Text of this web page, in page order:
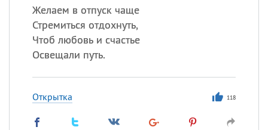
Желаем в отпуск чаще
Стремиться отдохнуть,
Чтоб любовь и счастье
Освещали путь.
Открытка 118